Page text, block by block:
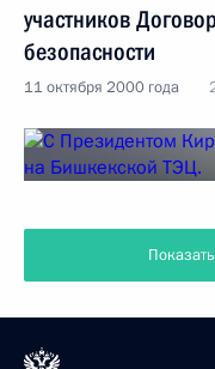
участников
безопасности
11 октября 2000 года